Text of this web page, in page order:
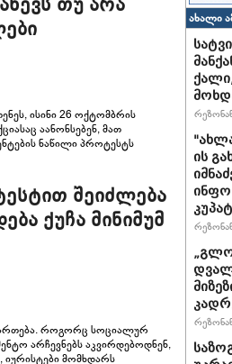
თუ არა
ისინი 26 ოქტომბრის
აანონსებენ, მათ
ნაწილი პროტესტს
შეიძლება
ქუჩა მინიმუმ
როგორც სოციალურ
არჩევნებს აკვირდებოდნენ,
იურისტები მომხდარს
ახალი
ის